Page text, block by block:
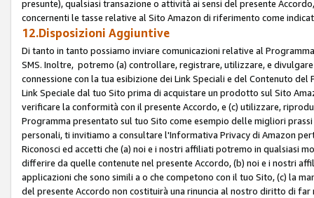
presunte), qualsiasi transazione o attività ai sensi del presente
concernenti le tasse relative al Sito Amazon di riferimento come
12.Disposizioni Aggiuntive
Di tanto in tanto possiamo inviare comunicazioni relative al
SMS. Inoltre, potremo (a) controllare, registrare, utilizzare, e
connessione con la tua esibizione dei Link Speciali e del Contenuto
Link Speciale dal tuo Sito prima di acquistare un prodotto sul Sito
verificare la conformità con il presente Accordo, e (c) utilizzare,
Programma presentato sul tuo Sito come esempio delle migliori
personali, ti invitiamo a consultare l'Informativa Privacy di Amazon
Riconosci ed accetti che (a) noi e i nostri affiliati potremo in qualsiasi
differire da quelle contenute nel presente Accordo, (b) noi e i nostri
applicazioni che sono simili a o che competono con il tuo Sito, (c) la
del presente Accordo non costituirà una rinuncia al nostro diritto di